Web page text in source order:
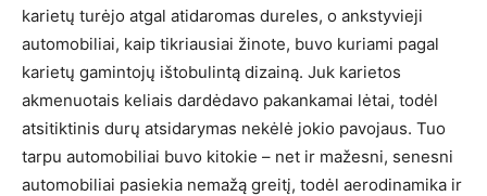
karietų turėjo atgal atidaromas dureles, o ankstyvieji
automobiliai, kaip tikriausiai žinote, buvo kuriami pagal
karietų gamintojų ištobulintą dizainą. Juk karietos
akmenuotais keliais dardėdavo pakankamai lėtai, todėl
atsitiktinis durų atsidarymas nekėlė jokio pavojaus. Tuo
tarpu automobiliai buvo kitokie – net ir mažesni, senesni
automobiliai pasiekia nemažą greitį, todėl aerodinamika ir